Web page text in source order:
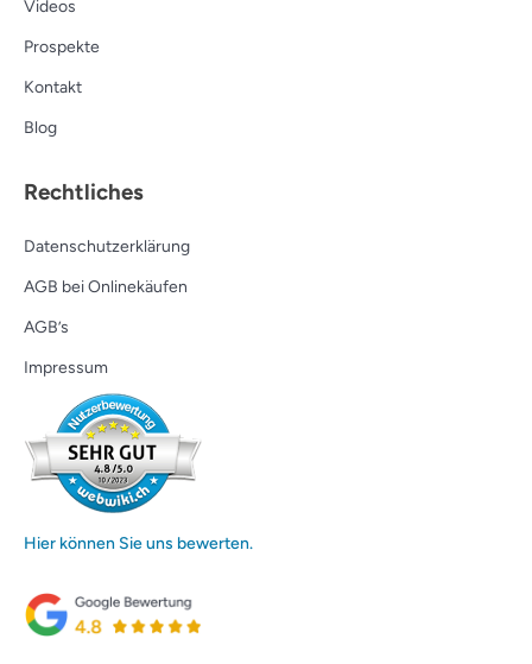
Videos
Prospekte
Kontakt
Blog
Rechtliches
Datenschutzerklärung
AGB bei Onlinekäufen
AGB’s
Impressum
Hier können Sie uns bewerten.